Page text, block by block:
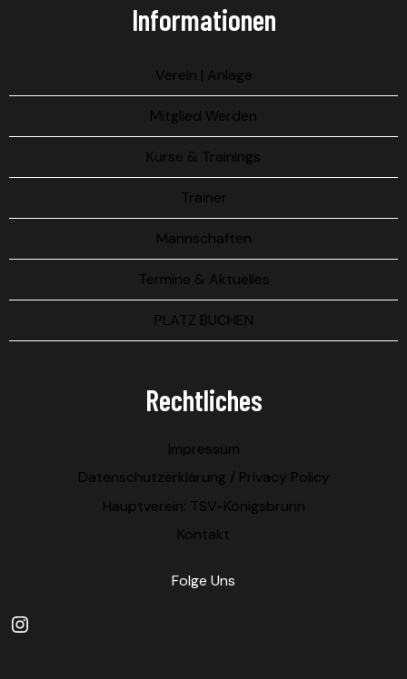
Informationen
Verein | Anlage
Mitglied Werden
Kurse & Trainings
Trainer
Mannschaften
Termine & Aktuelles
PLATZ BUCHEN
Rechtliches
Impressum
Datenschutzerklärung / Privacy Policy
Hauptverein: TSV-Königsbrunn
Kontakt
Folge Uns